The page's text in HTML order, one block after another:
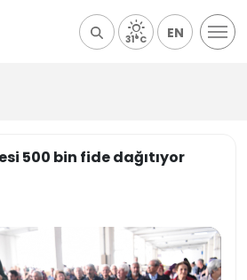
31°C EN
500 bin fide dağıtıyor